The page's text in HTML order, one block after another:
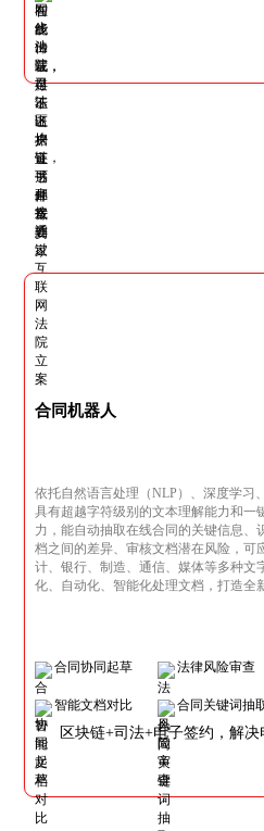
合同机器人
依托自然语言处理（NLP）、深度学习
具有超越字符级别的文本理解能力和一
力，能自动抽取在线合同的关键信息、
档之间的差异、审核文档潜在风险，可
计、银行、制造、通信、媒体等多种文
化、自动化、智能化处理文档，打造全
合同协同起草 法律风险审查
智能文档对比 合同关键词抽
区块链+司法+电子签约，解